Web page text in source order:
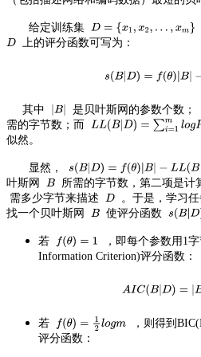
给定训练集
上的评分函数可写为：
其中 是贝叶斯网的参数个数；
需的字节数；而
似然。
显然，
叶斯网
所需的字节数，第二项是计
需多少字节来描述
。于是，学习
找一个贝叶斯网
使评分函数
若
，即每个参数用1
Information Criterion)评分函数：
若
，则得到
评分函数：